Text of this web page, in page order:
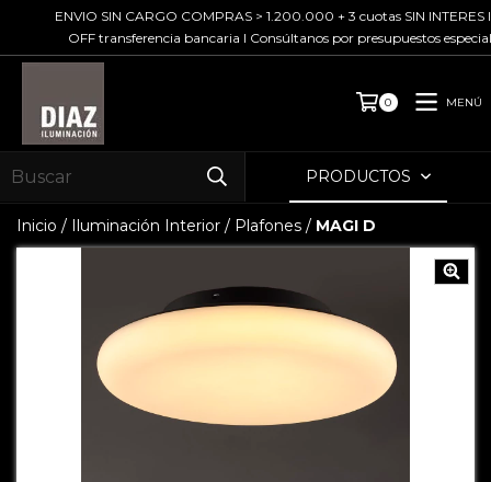
ENVIO SIN CARGO COMPRAS > 1.200.000 + 3 cuotas SIN INTERES I
OFF transferencia bancaria I Consúltanos por presupuestos
0 MENÚ
PRODUCTOS
Inicio / Iluminación Interior / Plafones / MAGI D